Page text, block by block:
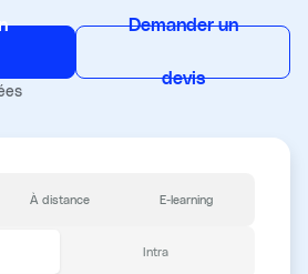
Demander un
devis
À distance E-learning
Intra